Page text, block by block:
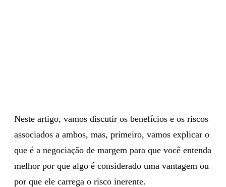
Neste artigo, vamos discutir os benefícios e os riscos
associados a ambos, mas, primeiro, vamos explicar o
que é a negociação de margem para que você entenda
melhor por que algo é considerado uma vantagem ou
por que ele carrega o risco inerente.